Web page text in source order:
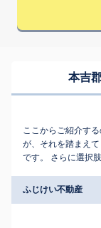
本吉
ここからご紹介す
が、それを踏まえ
です。 さらに選択
ふじけい不動産